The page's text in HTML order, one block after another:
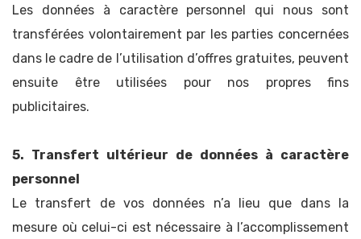
Les données à caractère personnel qui nous sont
transférées volontairement par les parties concernées
dans le cadre de l’utilisation d’offres gratuites, peuvent
ensuite être utilisées pour nos propres fins
publicitaires.
5. Transfert ultérieur de données à caractère
personnel
Le transfert de vos données n’a lieu que dans la
mesure où celui-ci est nécessaire à l’accomplissement